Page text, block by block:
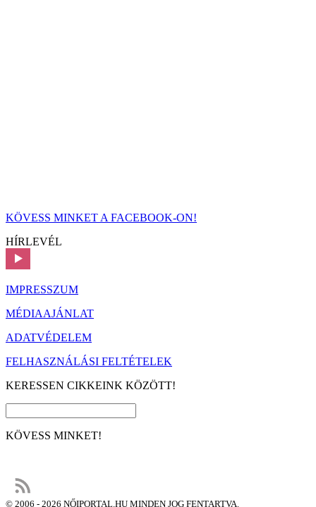
KÖVESS MINKET A FACEBOOK-ON!
HÍRLEVÉL
IMPRESSZUM
MÉDIAAJÁNLAT
ADATVÉDELEM
FELHASZNÁLÁSI FELTÉTELEK
KERESSEN CIKKEINK KÖZÖTT!
KÖVESS MINKET!
© 2006 - 2026 NŐIPORTAL.HU MINDEN JOG FENTARTVA.